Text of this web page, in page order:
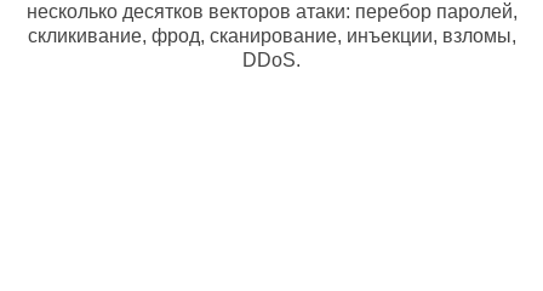
несколько десятков векторов атаки: перебор паролей,
скликивание, фрод, сканирование, инъекции, взломы,
DDoS.